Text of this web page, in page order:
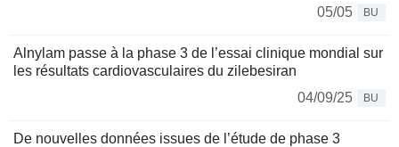
05/05
BU
Alnylam passe à la phase 3 de l’essai clinique mondial sur
les résultats cardiovasculaires du zilebesiran
04/09/25
BU
De nouvelles données issues de l’étude de phase 3